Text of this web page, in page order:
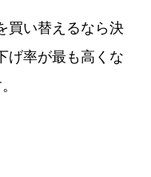
買い替えるなら決
げ率が最も高くな